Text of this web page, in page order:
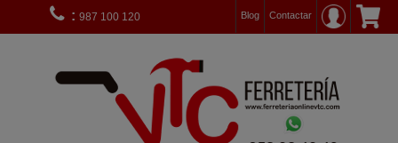
Contactar
: 987 100 120 Blog